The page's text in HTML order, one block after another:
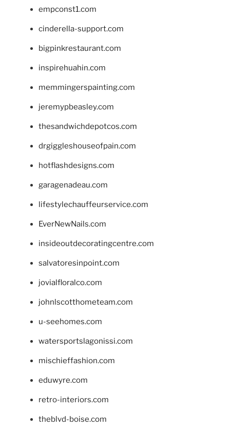
empconst1.com
cinderella-support.com
bigpinkrestaurant.com
inspirehuahin.com
memmingerspainting.com
jeremypbeasley.com
thesandwichdepotcos.com
drgiggleshouseofpain.com
hotflashdesigns.com
garagenadeau.com
lifestylechauffeurservice.com
EverNewNails.com
insideoutdecoratingcentre.com
salvatoresinpoint.com
jovialfloralco.com
johnlscotthometeam.com
u-seehomes.com
watersportslagonissi.com
mischieffashion.com
eduwyre.com
retro-interiors.com
theblvd-boise.com